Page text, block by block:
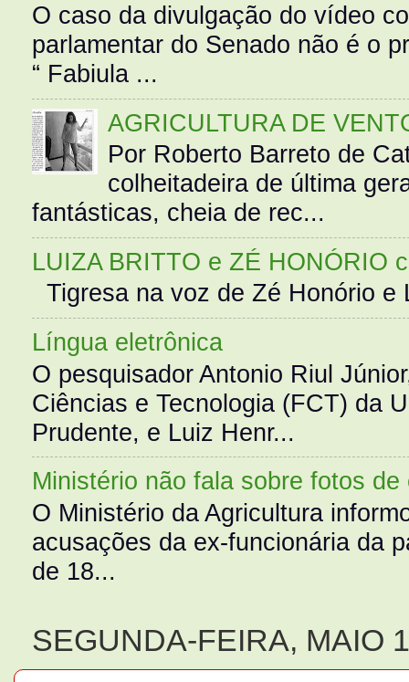
O caso da divulgação do vídeo
parlamentar do Senado não é o
“ Fabiula ...
AGRICULTURA DE
Por Roberto Barreto de
colheitadeira de última
fantásticas, cheia de rec...
LUIZA BRITTO e ZÉ HONÓRIO
Tigresa na voz de Zé Honório
Língua eletrônica
O pesquisador Antonio Riul
Ciências e Tecnologia (FCT) da
Prudente, e Luiz Henr...
Ministério não fala sobre fotos de
O Ministério da Agricultura
acusações da ex-funcionária da
de 18...
SEGUNDA-FEIRA, MAIO